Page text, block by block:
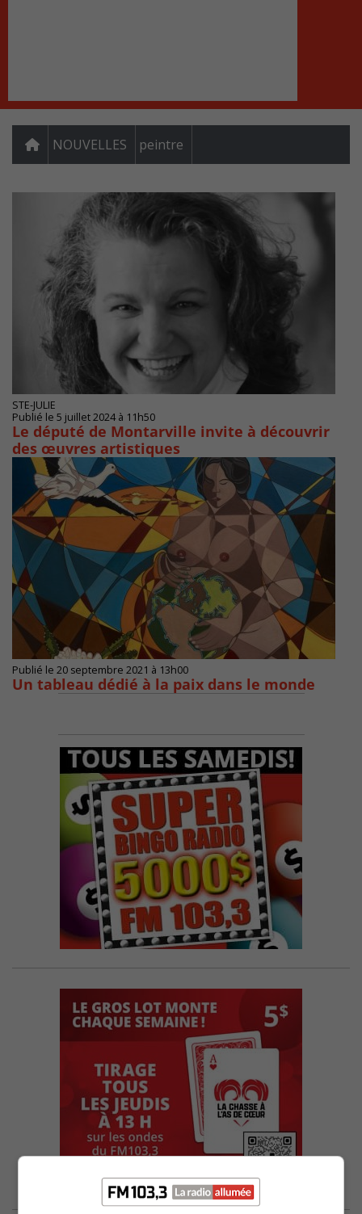
NOUVELLES peintre
STE-JULIE
Publié le 5 juillet 2024 à 11h50
Le député de Montarville invite à découvrir
des œuvres artistiques
Publié le 20 septembre 2021 à 13h00
Un tableau dédié à la paix dans le monde